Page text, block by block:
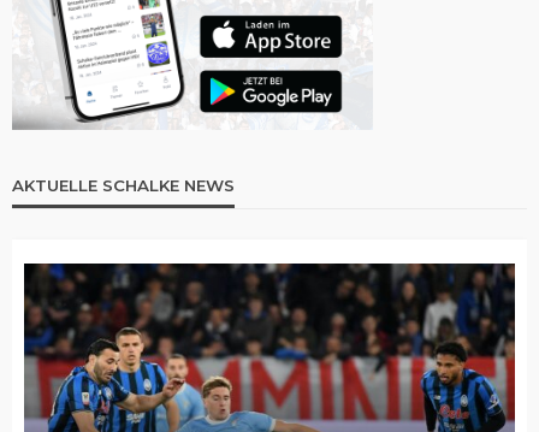
AKTUELLE SCHALKE NEWS